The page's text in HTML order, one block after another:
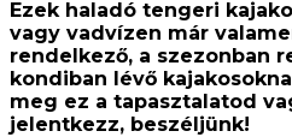
Ezek haladó tengeri
vagy vadvízen már
rendelkező, a szezonban
kondiban lévő
meg ez a tapasztalatod
jelentkezz, beszéljünk!